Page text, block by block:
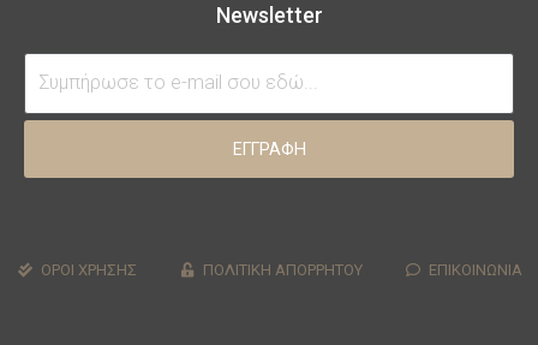
Newsletter
ΕΓΓΡΑΦΗ
ΟΡΟΙ ΧΡΗΣΗΣ ΠΟΛΙΤΙΚΗ ΑΠΟΡΡΗΤΟΥ ΕΠΙΚΟΙΝΩΝΙΑ